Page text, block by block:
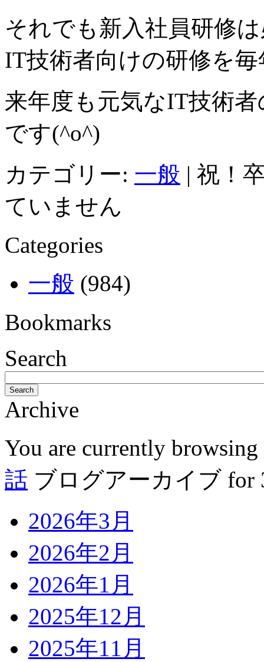
それでも新入社員研修
IT技術者向けの研修を
来年度も元気なIT技術
です(^o^)
カテゴリー: 一般 | 祝！
ていません
Categories
一般 (984)
Bookmarks
Search
Search
Archive
You are currently
話 ブログアーカイブ for
2026年3月
2026年2月
2026年1月
2025年12月
2025年11月